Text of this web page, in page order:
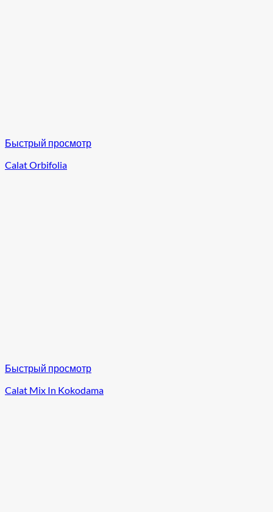
Быстрый просмотр
Calat Orbifolia
Быстрый просмотр
Calat Mix In Kokodama